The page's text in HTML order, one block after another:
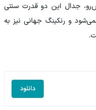
جدال این دو قدرت سنتی
و رنکینگ جهانی نیز به
دانلود